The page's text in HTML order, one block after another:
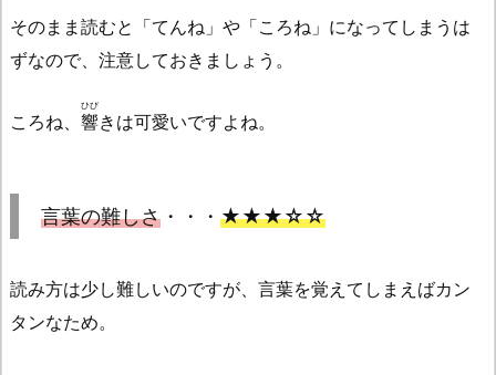
そのまま読むと「てんね」や「ころね」になってしまうは
ずなので、注意しておきましょう。
ころね、 響
ひび
きは可愛いですよね。
言葉の難しさ ・・・ ★★★☆☆
読み方は少し難しいのですが、言葉を覚えてしまえばカン
タンなため。